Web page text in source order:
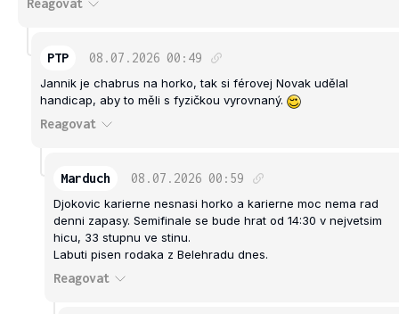
Reagovat
PTP 08.07.2026 00:49
Jannik je chabrus na horko, tak si férovej Novak udělal
handicap, aby to měli s fyzičkou vyrovnaný.
Reagovat
Marduch 08.07.2026 00:59
Djokovic karierne nesnasi horko a karierne moc nema rad
denni zapasy. Semifinale se bude hrat od 14:30 v nejvetsim
hicu, 33 stupnu ve stinu.
Labuti pisen rodaka z Belehradu dnes.
Reagovat